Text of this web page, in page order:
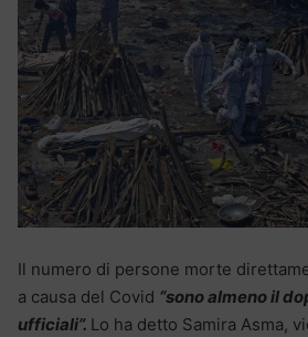
Il numero di persone morte
a causa del Covid “sono almeno il
ufficiali”. Lo ha detto Samira Asma,